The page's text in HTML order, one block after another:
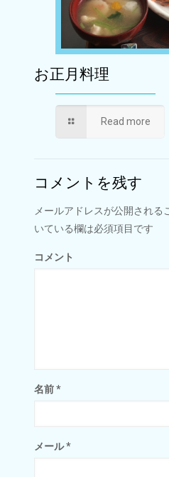
お正月料理
Read more
コメントを残す
メールアドレスが公開される
いている欄は必須項目です
コメント
名前*
メール*